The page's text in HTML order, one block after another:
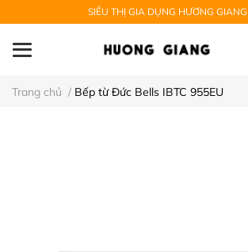
SIÊU THỊ GIA DỤNG HƯƠNG GIANG
Trang chủ / Bếp từ Đức Bells IBTC 955EU